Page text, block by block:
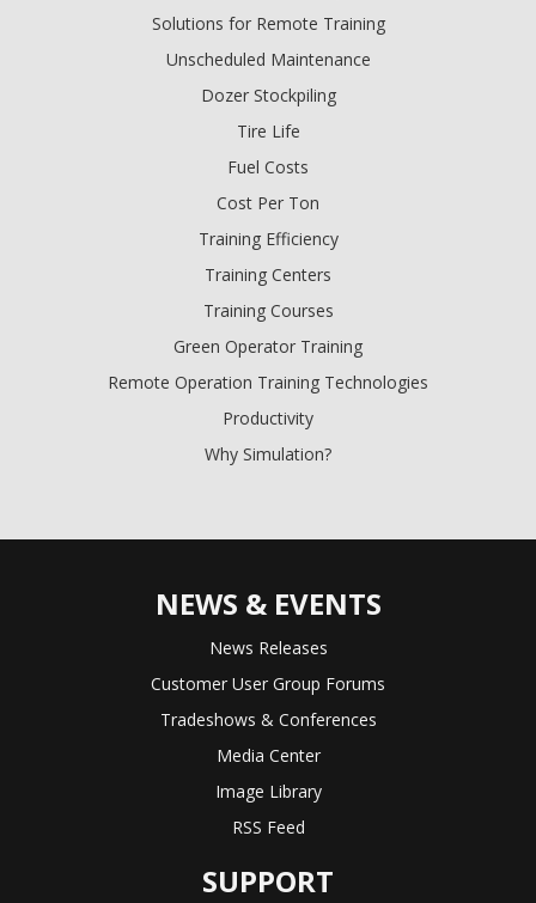
Solutions for Remote Training
Unscheduled Maintenance
Dozer Stockpiling
Tire Life
Fuel Costs
Cost Per Ton
Training Efficiency
Training Centers
Training Courses
Green Operator Training
Remote Operation Training Technologies
Productivity
Why Simulation?
NEWS & EVENTS
News Releases
Customer User Group Forums
Tradeshows & Conferences
Media Center
Image Library
RSS Feed
SUPPORT